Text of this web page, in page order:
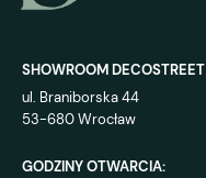
SHOWROOM DECOSTREET
ul. Braniborska 44
53-680 Wrocław
GODZINY OTWARCIA: